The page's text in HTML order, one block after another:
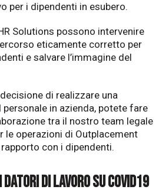
per i dipendenti in esubero.
Solutions possono intervenire
eticamente corretto per
e salvare l’immagine del
di realizzare una
in azienda, potete fare
tra il nostro team legale
le operazioni di Outplacement
con i dipendenti.
di lavoro su COVID19